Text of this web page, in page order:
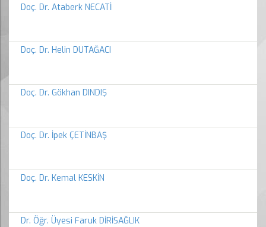
Doç. Dr. Ataberk NECATİ
Doç. Dr. Helin DUTAĞACI
Doç. Dr. Gökhan DINDIŞ
Doç. Dr. İpek ÇETİNBAŞ
Doç. Dr. Kemal KESKİN
Dr. Öğr. Üyesi Faruk DİRİSAĞLIK